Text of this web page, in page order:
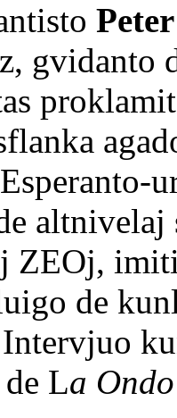
gvidanto
ZEOj,
de
La